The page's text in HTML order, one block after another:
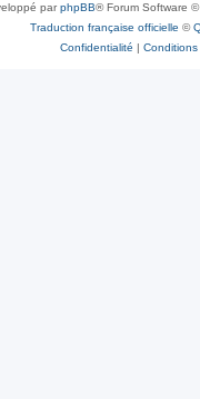
parphpBB® Forum Software
Traduction française officielle ©
Confidentialité | Conditions